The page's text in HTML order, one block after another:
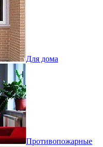
Для дома
Противопожарные